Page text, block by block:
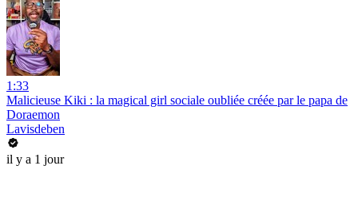
1:33
Malicieuse Kiki : la magical girl sociale oubliée créée par le papa de
Doraemon
Lavisdeben
il y a 1 jour